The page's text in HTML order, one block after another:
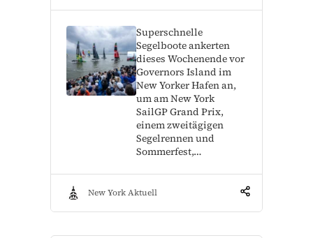
Superschnelle
Segelboote ankerten
dieses Wochenende vor
Governors Island im
New Yorker Hafen an,
um am New York
SailGP Grand Prix,
einem zweitägigen
Segelrennen und
Sommerfest,…
New York Aktuell